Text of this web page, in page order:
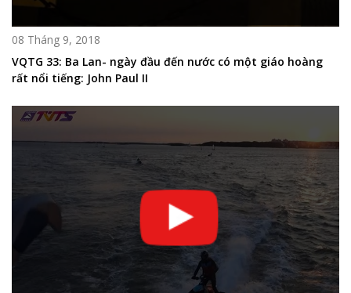
08 Tháng 9, 2018
VQTG 33: Ba Lan- ngày đầu đến nước có một giáo hoàng
rất nổi tiếng: John Paul II